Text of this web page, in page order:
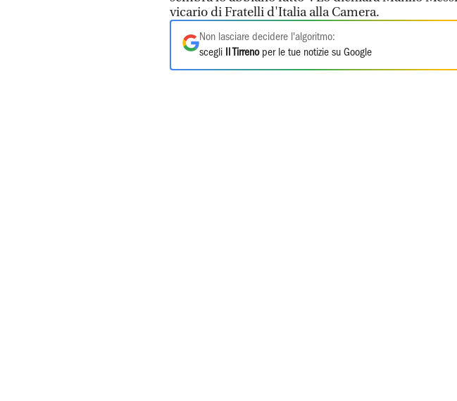
vicario di Fratelli d'Italia alla Camera.
Non lasciare decidere l'algoritmo:
scegli
Il Tirrenoper le tue notizie su Google